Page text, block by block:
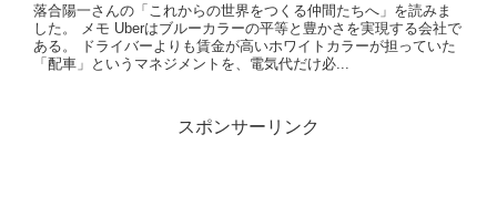
落合陽一さんの「これからの世界をつくる仲間たちへ」を読みま
した。 メモ Uberはブルーカラーの平等と豊かさを実現する会社で
ある。 ドライバーよりも賃金が高いホワイトカラーが担っていた
「配車」というマネジメントを、電気代だけ必...
スポンサーリンク